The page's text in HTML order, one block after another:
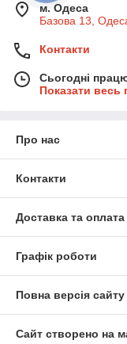
м. Одеса
Базова 13,
Контакти
Сьогодні
Показати весь
Про нас
Контакти
Доставка та оплата
Графік роботи
Повна версія сайту
Сайт створено на